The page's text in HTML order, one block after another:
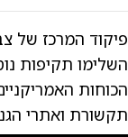
פיקוד המרכז של
השלימו תקיפות
הכוחות
תקשורת ואתרי